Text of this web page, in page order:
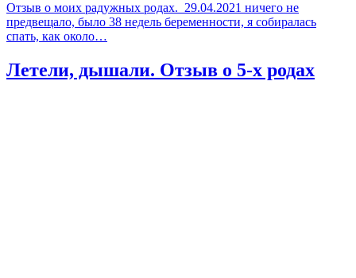
Отзыв о моих радужных родах. 29.04.2021 ничего не
предвещало, было 38 недель беременности, я собиралась
спать, как около…
Летели, дышали. Отзыв о 5-х родах